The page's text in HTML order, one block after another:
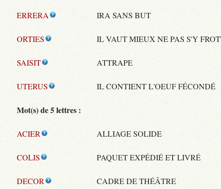
ERRERA IRA SANS BUT
ORTIES IL VAUT MIEUX NE PAS S'Y
SAISIT ATTRAPE
UTERUS IL CONTIENT L'OEUF FÉCONDÉ
Mot(s) de 5 lettres :
ACIER ALLIAGE SOLIDE
COLIS PAQUET EXPÉDIÉ ET LIVRÉ
DECOR CADRE DE THÉÂTRE